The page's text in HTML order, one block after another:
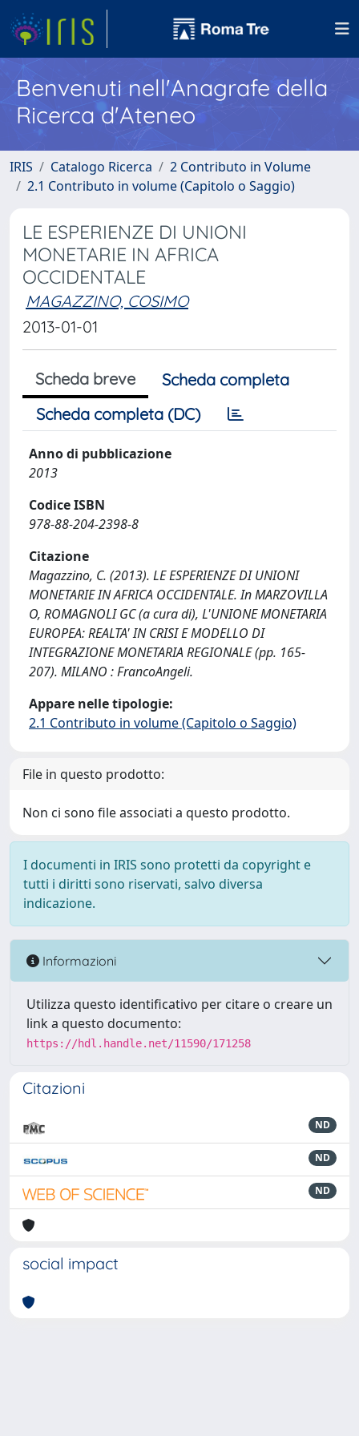
Benvenuti nell'Anagrafe della
Ricerca d'Ateneo
IRIS Catalogo Ricerca
2 Contributo in Volume
2.1 Contributo in volume (Capitolo o Saggio)
LE ESPERIENZE DI UNIONI
MONETARIE IN AFRICA
OCCIDENTALE
MAGAZZINO, COSIMO
2013-01-01
Scheda breve
Scheda completa
Scheda completa (DC)
Anno di pubblicazione
2013
Codice ISBN
978-88-204-2398-8
Citazione
Magazzino, C. (2013). LE ESPERIENZE DI UNIONI
MONETARIE IN AFRICA OCCIDENTALE. In MARZOVILLA
O, ROMAGNOLI GC (a cura di), L'UNIONE MONETARIA
EUROPEA: REALTA' IN CRISI E MODELLO DI
INTEGRAZIONE MONETARIA REGIONALE (pp. 165-
207). MILANO : FrancoAngeli.
Appare nelle tipologie:
2.1 Contributo in volume (Capitolo o Saggio)
File in questo prodotto:
Non ci sono file associati a questo prodotto.
I documenti in IRIS sono protetti da copyright e
tutti i diritti sono riservati, salvo diversa
indicazione.
Informazioni
Utilizza questo identificativo per citare o creare un
link a questo documento:
https://hdl.handle.net/11590/171258
Citazioni
ND
ND
ND
social impact